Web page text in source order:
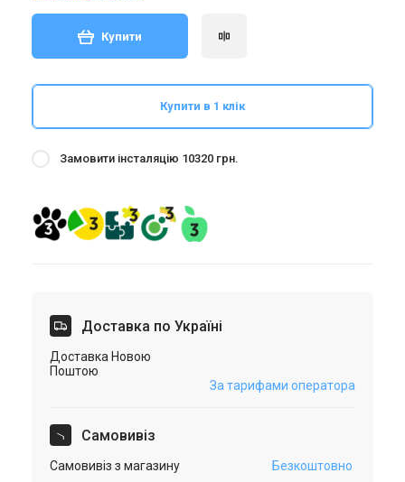
Купити
Купити в 1 клік
Замовити інсталяцію 10320 грн.
Доставка по Україні
Доставка Новою
Поштою
За тарифами оператора
Самовивіз
Самовивіз з магазину Безкоштовно